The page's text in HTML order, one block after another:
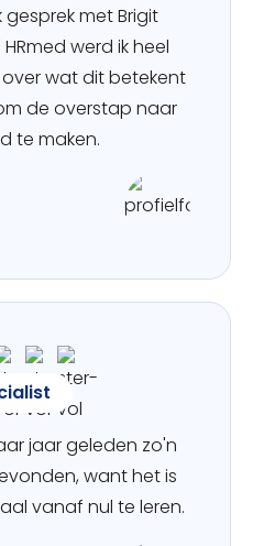
met Brigit
werd ik heel
wat dit betekent
de overstap naar
te maken.
jaar geleden zo'n
want het is
vanaf nul te leren.